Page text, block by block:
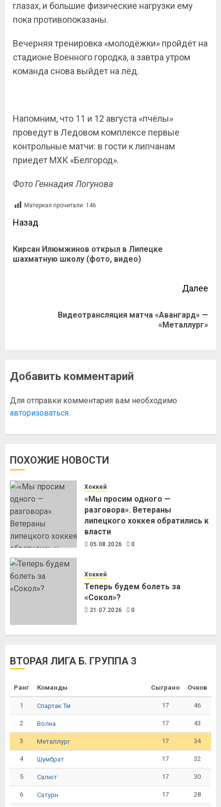
глазах, и большие физические нагрузки ему
пока противопоказаны.
Вечерняя тренировка «молодёжки» пройдёт на
стадионе Военного городка, а завтра утром
команда снова выйдет на лёд.
Напомним, что 11 и 12 августа «пчёлы»
проведут в Ледовом комплексе первые
контрольные матчи: в гости к липчанам
приедет МХК «Белгород».
Фото Геннадия Логунова
Материал прочитали: 146
Назад
Кирсан Илюмжинов открыл в Липецке
шахматную школу (фото, видео)
Далее
Видеотрансляция матча «Авангард» —
«Металлург»
Добавить комментарий
Для отправки комментария вам необходимо
авторизоваться.
ПОХОЖИЕ НОВОСТИ
Хоккей
«Мы просим одного —
разговора». Ветераны
липецкого хоккея обратились к
власти
05.08.2026 0
Хоккей
Теперь будем болеть за
«Сокол»?
21.07.2026 0
ВТОРАЯ ЛИГА Б. ГРУППА 3
Ранг Команды Сыграно Очков
1 Спартак Тм 17 46
2 Волна 17 43
3 Металлург 17 34
4 Шумбрат 17 32
5 Салют 17 30
6 Сатурн 17 28